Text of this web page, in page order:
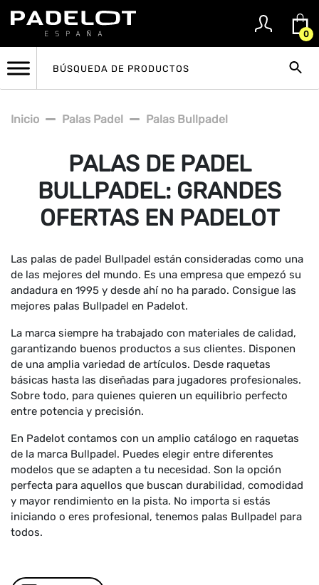
0
Inicio Palas Padel Palas Bullpadel
PALAS DE PADEL
BULLPADEL: GRANDES
OFERTAS EN PADELOT
Las palas de padel Bullpadel están consideradas como una
de las mejores del mundo. Es una empresa que empezó su
andadura en 1995 y desde ahí no ha parado. Consigue las
mejores palas Bullpadel en Padelot.
La marca siempre ha trabajado con materiales de calidad,
garantizando buenos productos a sus clientes. Disponen
de una amplia variedad de artículos. Desde raquetas
básicas hasta las diseñadas para jugadores profesionales.
Sobre todo, para quienes quieren un equilibrio perfecto
entre potencia y precisión.
En Padelot contamos con un amplio catálogo en raquetas
de la marca Bullpadel. Puedes elegir entre diferentes
modelos que se adapten a tu necesidad. Son la opción
perfecta para aquellos que buscan durabilidad, comodidad
y mayor rendimiento en la pista. No importa si estás
iniciando o eres profesional, tenemos palas Bullpadel para
todos.